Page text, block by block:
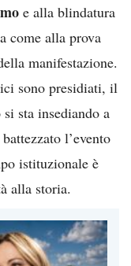
e alla blindatura
come alla prova
manifestazione.
sono presidiati, il
sta insediando a
l’evento
istituzionale è
alla storia.